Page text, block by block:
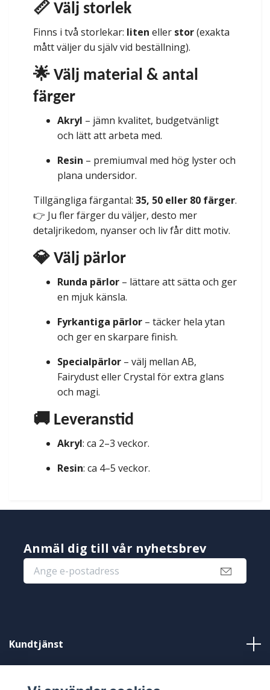
📏 Välj storlek
Finns i två storlekar: liten eller stor(exakta
mått väljer du själv vid beställning).
🌟 Välj material & antal
färger
Akryl – jämn kvalitet, budgetvänligt
och lätt att arbeta med.
Resin – premiumval med hög lyster och
plana undersidor.
Tillgängliga färgantal: 35, 50 eller 80 färger.
👉 Ju fler färger du väljer, desto mer
detaljrikedom, nyanser och liv får ditt motiv.
💎 Välj pärlor
Runda pärlor – lättare att sätta och ger
en mjuk känsla.
Fyrkantiga pärlor – täcker hela ytan
och ger en skarpare finish.
Specialpärlor – välj mellan AB,
Fairydust eller Crystal för extra glans
och magi.
🚚 Leveranstid
Akryl: ca 2–3 veckor.
Resin: ca 4–5 veckor.
Anmäl dig till vår nyhetsbrev
Kundtjänst